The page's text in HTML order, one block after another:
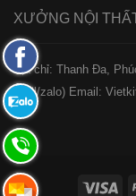
XƯỞNG NỘI
️Địa chỉ: Thanh Đa,
(Call/zalo) Email:
Fanpage
Facebook
Zalo:
0865.283.168
Hotline:
0865.283.168
Hotline: